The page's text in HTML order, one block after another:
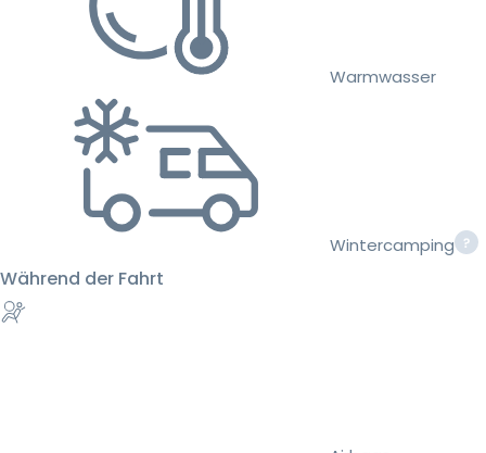
Warmwasser
Wintercamping
Während der Fahrt